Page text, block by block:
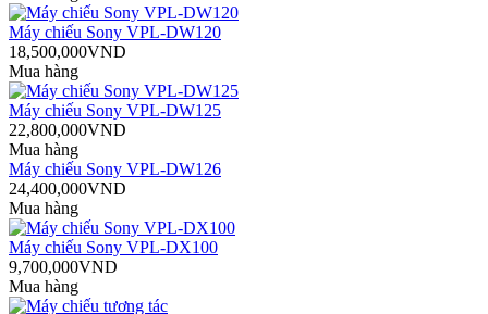
Máy chiếu Sony VPL-DW120
18,500,000VND
Mua hàng
Máy chiếu Sony VPL-DW125
22,800,000VND
Mua hàng
Máy chiếu Sony VPL-DW126
24,400,000VND
Mua hàng
Máy chiếu Sony VPL-DX100
9,700,000VND
Mua hàng